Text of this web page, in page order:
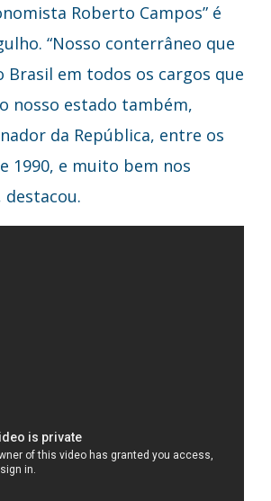
Roberto Campos” é
“Nosso conterrâneo que
Brasil em todos os cargos que
nosso estado também,
da República, entre os
1990, e muito bem nos
destacou.